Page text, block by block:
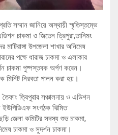
সম্মান জানিয়ে অস্থায়ী স্মৃতিস্তম্ভে
চাকমা ও জিতেন ত্রিপুরা,তানিমং
মাটিরাঙ্গা উপজেলা শাখার অনিমেষ
পক্ষে ধারাজ চাকমা ও এলাকার
চাকমা পুষ্পস্তবক অর্পণ করেন।
মিনিট নিরবতা পালন করা হয়।
ত্রিপুরার সঞ্চালনায় ও এডিশন
ইউপিডিএফ সংগঠক ঝিমিত
জেলা কমিটির সদস্য শুভ চাকমা,
চাকমা ও সুদর্শন চাকমা।